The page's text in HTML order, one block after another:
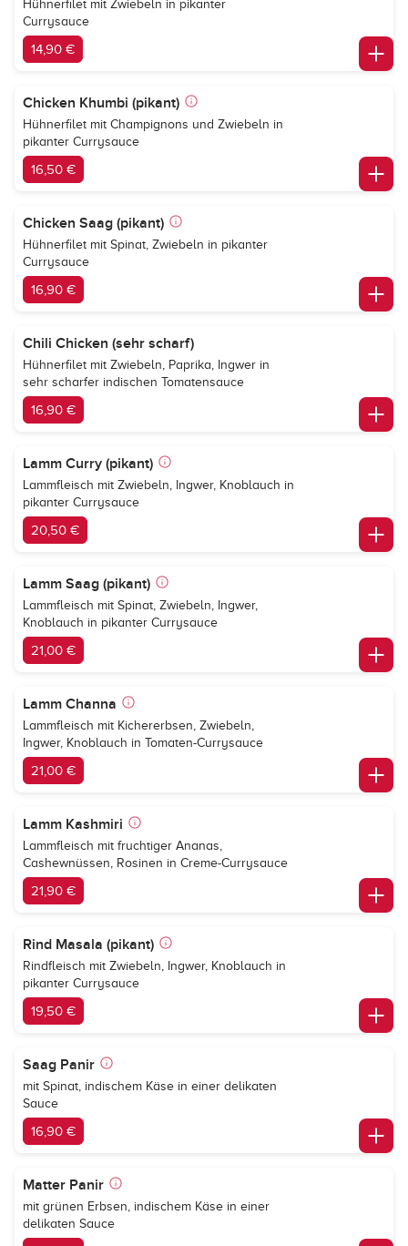
Hühnerfilet mit Zwiebeln in pikanter
Currysauce
14,90 €
Chicken Khumbi (pikant)
Hühnerfilet mit Champignons und Zwiebeln in
pikanter Currysauce
16,50 €
Chicken Saag (pikant)
Hühnerfilet mit Spinat, Zwiebeln in pikanter
Currysauce
16,90 €
Chili Chicken (sehr scharf)
Hühnerfilet mit Zwiebeln, Paprika, Ingwer in
sehr scharfer indischen Tomatensauce
16,90 €
Lamm Curry (pikant)
Lammfleisch mit Zwiebeln, Ingwer, Knoblauch in
pikanter Currysauce
20,50 €
Lamm Saag (pikant)
Lammfleisch mit Spinat, Zwiebeln, Ingwer,
Knoblauch in pikanter Currysauce
21,00 €
Lamm Channa
Lammfleisch mit Kichererbsen, Zwiebeln,
Ingwer, Knoblauch in Tomaten-Currysauce
21,00 €
Lamm Kashmiri
Lammfleisch mit fruchtiger Ananas,
Cashewnüssen, Rosinen in Creme-Currysauce
21,90 €
Rind Masala (pikant)
Rindfleisch mit Zwiebeln, Ingwer, Knoblauch in
pikanter Currysauce
19,50 €
Saag Panir
mit Spinat, indischem Käse in einer delikaten
Sauce
16,90 €
Matter Panir
mit grünen Erbsen, indischem Käse in einer
delikaten Sauce